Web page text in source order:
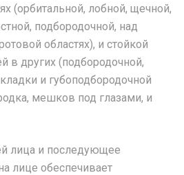
(орбитальной, лобной, щечной,
подбородочной, над
областях), и стойкой
в других (подбородочной,
и губоподбородочной
мешков под глазами, и
лица и последующее
лице обеспечивает